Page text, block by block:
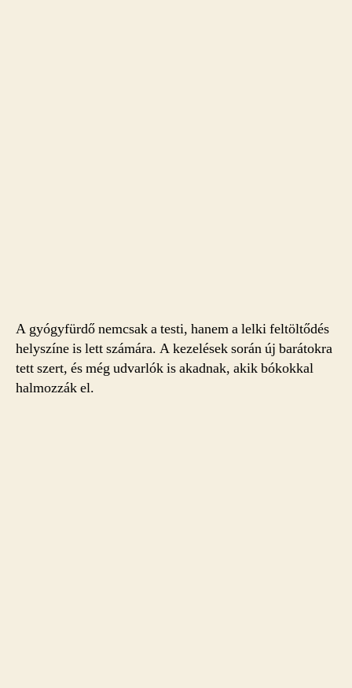
A gyógyfürdő nemcsak a testi, hanem a lelki feltöltődés
helyszíne is lett számára. A kezelések során új barátokra
tett szert, és még udvarlók is akadnak, akik bókokkal
halmozzák el.